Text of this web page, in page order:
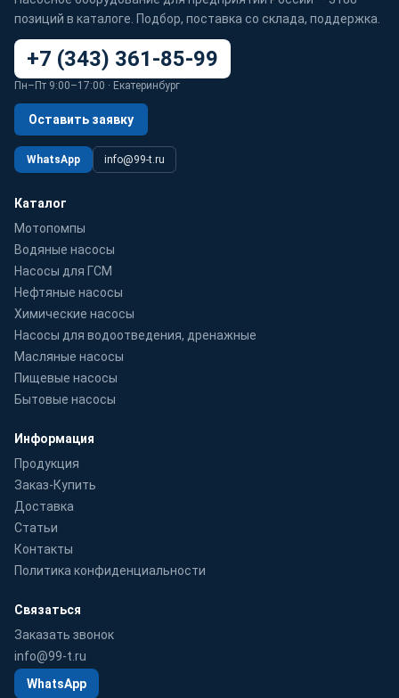
позиций в каталоге. Подбор, поставка со склада, поддержка.
+7 (343) 361-85-99
Пн–Пт 9:00–17:00 · Екатеринбург
Оставить заявку
WhatsApp info@99-t.ru
Каталог
Мотопомпы
Водяные насосы
Насосы для ГСМ
Нефтяные насосы
Химические насосы
Насосы для водоотведения, дренажные
Масляные насосы
Пищевые насосы
Бытовые насосы
Информация
Продукция
Заказ-Купить
Доставка
Статьи
Контакты
Политика конфиденциальности
Связаться
Заказать звонок
info@99-t.ru
WhatsApp